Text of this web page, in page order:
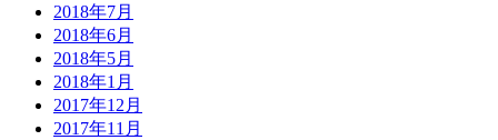
2018年7月
2018年6月
2018年5月
2018年1月
2017年12月
2017年11月